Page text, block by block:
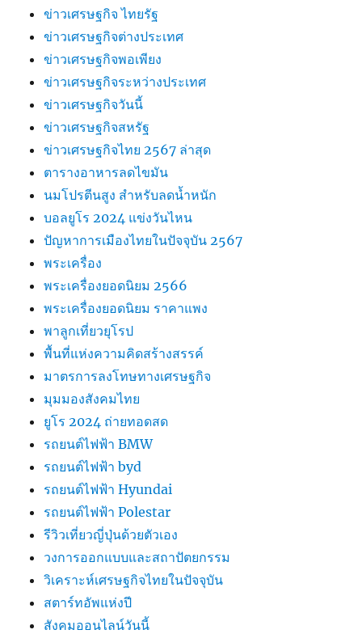
ข่าวเศรษฐกิจ ไทยรัฐ
ข่าวเศรษฐกิจต่างประเทศ
ข่าวเศรษฐกิจพอเพียง
ข่าวเศรษฐกิจระหว่างประเทศ
ข่าวเศรษฐกิจวันนี้
ข่าวเศรษฐกิจสหรัฐ
ข่าวเศรษฐกิจไทย 2567 ล่าสุด
ตารางอาหารลดไขมัน
นมโปรตีนสูง สำหรับลดน้ำหนัก
บอลยูโร 2024 แข่งวันไหน
ปัญหาการเมืองไทยในปัจจุบัน 2567
พระเครื่อง
พระเครื่องยอดนิยม 2566
พระเครื่องยอดนิยม ราคาแพง
พาลูกเที่ยวยุโรป
พื้นที่แห่งความคิดสร้างสรรค์
มาตรการลงโทษทางเศรษฐกิจ
มุมมองสังคมไทย
ยูโร 2024 ถ่ายทอดสด
รถยนต์ไฟฟ้า BMW
รถยนต์ไฟฟ้า byd
รถยนต์ไฟฟ้า Hyundai
รถยนต์ไฟฟ้า Polestar
รีวิวเที่ยวญี่ปุ่นด้วยตัวเอง
วงการออกแบบและสถาปัตยกรรม
วิเคราะห์เศรษฐกิจไทยในปัจจุบัน
สตาร์ทอัพแห่งปี
สังคมออนไลน์วันนี้